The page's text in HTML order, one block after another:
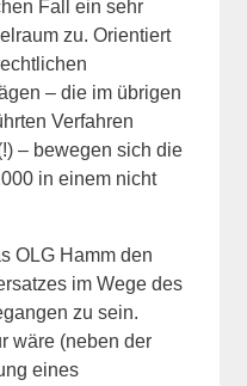
Fall ein sehr
zu. Orientiert
– die im übrigen
Verfahren
– bewegen sich die
in einem nicht
OLG Hamm den
im Wege des
zu sein.
wäre (neben der
eines